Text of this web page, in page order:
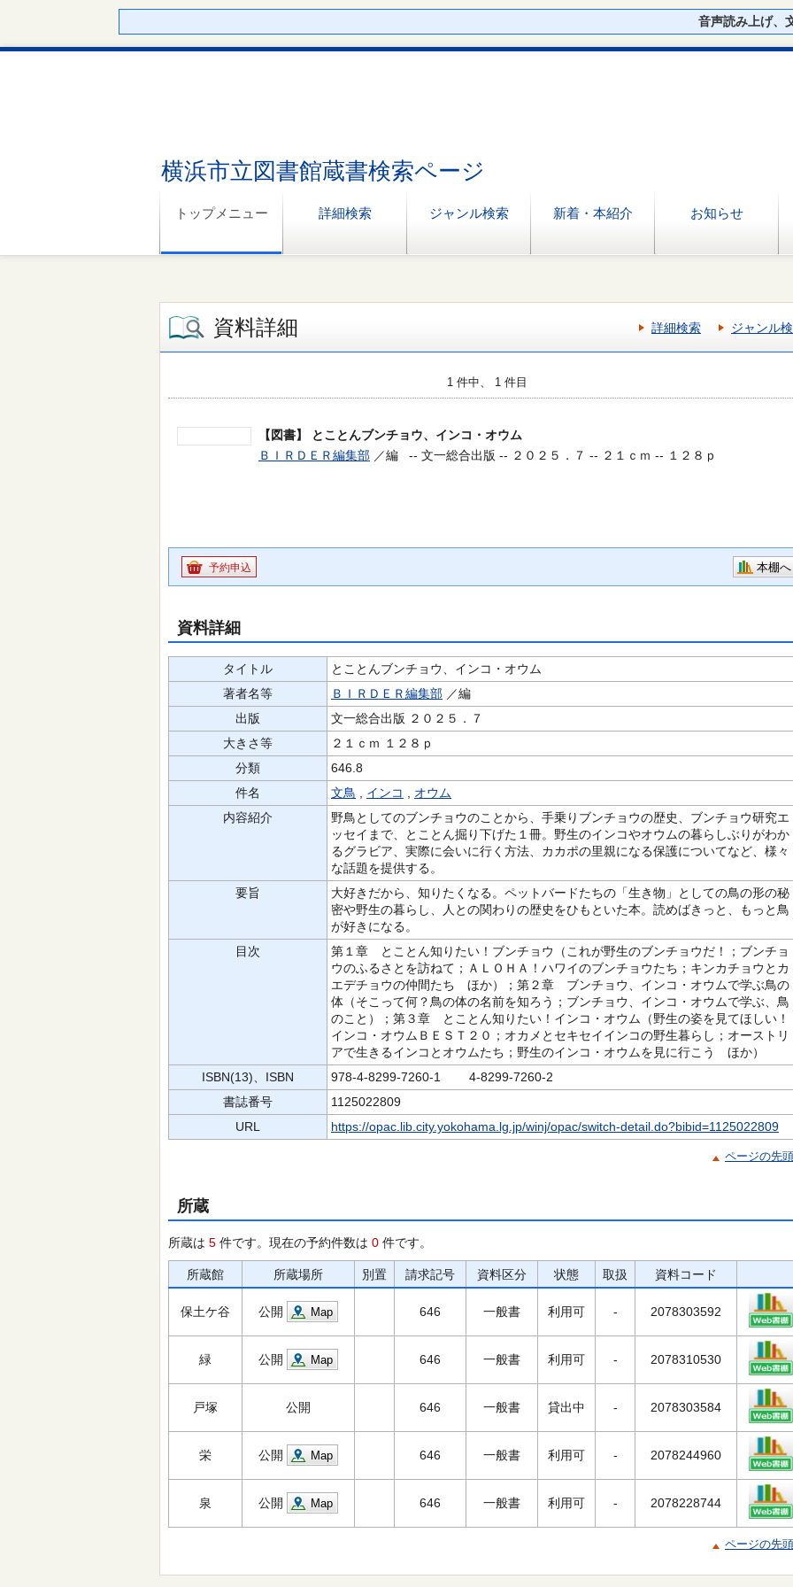
音声読み上げ、
横浜市立図書館蔵書検索ページ
トップメニュー 詳細検索 ジャンル検索 新着・本紹介 お知らせ
資料詳細 詳細検索 ジャンル
1 件中、 1 件目
【図書】
とことんブンチョウ、インコ・オウム
ＢＩＲＤＥＲ編集部 ／編 -- 文一総合出版 -- ２０２５．７ -- ２１ｃｍ -- １２８ｐ
予約申込 本棚へ
資料詳細
タイトル
とことんブンチョウ、インコ・オウム
著者名等
ＢＩＲＤＥＲ編集部 ／編
出版
文一総合出版 ２０２５．７
大きさ等
２１ｃｍ １２８ｐ
分類
646.8
件名
文鳥 , インコ , オウム
内容紹介
野鳥としてのブンチョウのことから、手乗りブンチョウの歴史、ブンチョウ研究エ
ッセイまで、とことん掘り下げた１冊。野生のインコやオウムの暮らしぶりがわか
るグラビア、実際に会いに行く方法、カカポの里親になる保護についてなど、様々
な話題を提供する。
要旨
大好きだから、知りたくなる。ペットバードたちの「生き物」としての鳥の形の秘
密や野生の暮らし、人との関わりの歴史をひもといた本。読めばきっと、もっと鳥
が好きになる。
目次
第１章 とことん知りたい！ブンチョウ（これが野生のブンチョウだ！；ブンチョ
ウのふるさとを訪ねて；ＡＬＯＨＡ！ハワイのブンチョウたち；キンカチョウとカ
エデチョウの仲間たち ほか）；第２章 ブンチョウ、インコ・オウムで学ぶ鳥の
体（そこって何？鳥の体の名前を知ろう；ブンチョウ、インコ・オウムで学ぶ、鳥
のこと）；第３章 とことん知りたい！インコ・オウム（野生の姿を見てほしい！
インコ・オウムＢＥＳＴ２０；オカメとセキセイインコの野生暮らし；オーストリ
アで生きるインコとオウムたち；野生のインコ・オウムを見に行こう ほか）
ISBN(13)、ISBN
978-4-8299-7260-1 4-8299-7260-2
書誌番号
1125022809
URL
https://opac.lib.city.yokohama.lg.jp/winj/opac/switch-detail.do?bibid=1125022809
ページの先
所蔵
所蔵は 5 件です。現在の予約件数は 0 件です。
所蔵館 所蔵場所 別置 請求記号 資料区分 状態 取扱 資料コード
保土ケ谷 公開 Map 646 一般書 利用可 - 2078303592
緑 公開 Map 646 一般書 利用可 - 2078310530
戸塚 公開 646 一般書 貸出中 - 2078303584
栄 公開 Map 646 一般書 利用可 - 2078244960
泉 公開 Map 646 一般書 利用可 - 2078228744
ページの先